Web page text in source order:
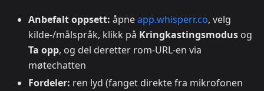
Anbefalt oppsett: åpneapp.whisperr.co, velg
kilde-/målspråk, klikk på Kringkastingsmodus og
Ta opp, og del deretter rom-URL-en via
møtechatten
Fordeler: ren lyd (fanget direkte fra mikrofonen